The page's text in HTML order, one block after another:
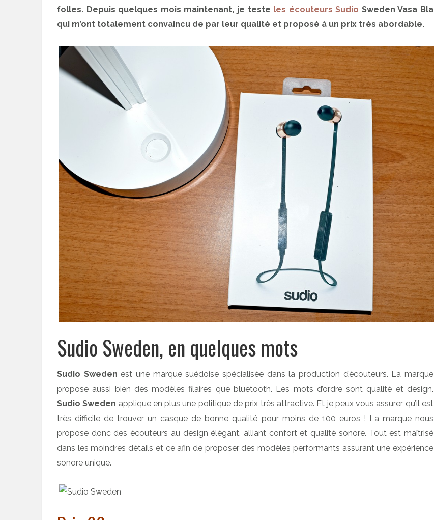
folles. Depuis quelques mois maintenant, je teste les écouteurs Sudio Sweden Vasa Bla
qui m’ont totalement convaincu de par leur qualité et proposé à un prix très abordable.
Sudio Sweden, en quelques mots
Sudio Sweden est une marque suédoise spécialisée dans la production d’écouteurs. La marque
propose aussi bien des modèles filaires que bluetooth. Les mots d’ordre sont qualité et design.
Sudio Sweden applique en plus une politique de prix très attractive. Et je peux vous assurer qu’il est
très difficile de trouver un casque de bonne qualité pour moins de 100 euros ! La marque nous
propose donc des écouteurs au design élégant, alliant confort et qualité sonore. Tout est maîtrisé
dans les moindres détails et ce afin de proposer des modèles performants assurant une expérience
sonore unique.